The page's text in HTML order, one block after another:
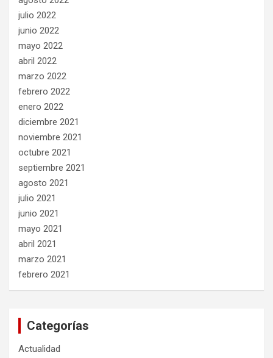
julio 2022
junio 2022
mayo 2022
abril 2022
marzo 2022
febrero 2022
enero 2022
diciembre 2021
noviembre 2021
octubre 2021
septiembre 2021
agosto 2021
julio 2021
junio 2021
mayo 2021
abril 2021
marzo 2021
febrero 2021
Categorías
Actualidad